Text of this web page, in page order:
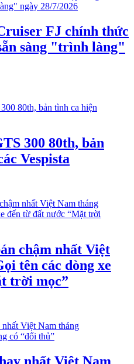
FJ chính thức
sàng "trình làng"
300 80th, bản
Vespista
chậm nhất Việt
tên các dòng xe
trời mọc”
nhất Việt Nam